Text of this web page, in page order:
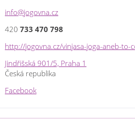
info@jogovna.cz
420 733 470 798
http://jogovna.cz/vinjasa-joga-aneb-to-
Jindřišská 901/5, Praha 1
Česká republika
Facebook